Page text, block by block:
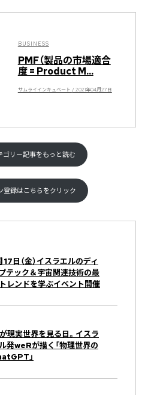
BUSINESS
PMF（製品の市場適合
度 = Product M...
サムライインキュベート / 2021年04月27日
ゴリー記事をもっと読む
登録はこちらをクリック
17日（金）イスラエルのディ
テック＆宇宙関連技術の最
レンドを学ぶイベント開催
現実世界を見る日。イスラ
発weRが描く「物理世界の
」